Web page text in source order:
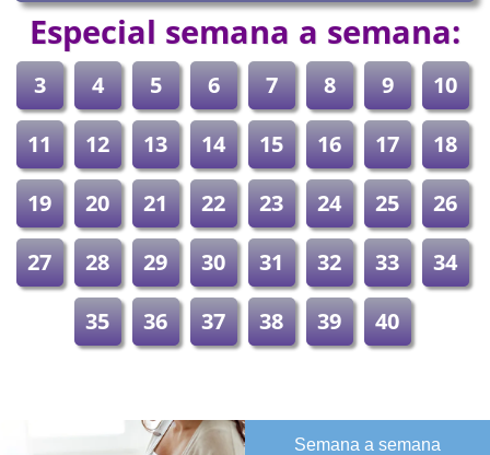
Especial semana a semana:
3 4 5 6 7 8 9
10
11
12 13 14 15 16 17
18
19
20 21 22 23 24 25
26
27
28 29 30 31 32 33
34
35
36 37 38 39 40
Semana a semana